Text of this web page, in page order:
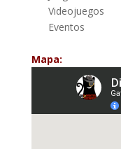
Videojuegos
Eventos
Mapa: